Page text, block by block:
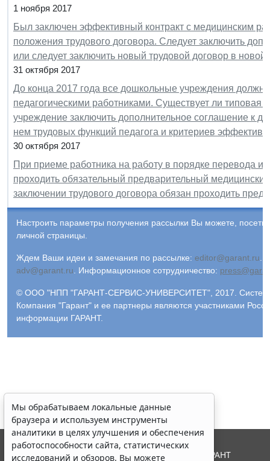
1 ноября 2017
Был заключен эффективный контракт с медицинским
положения трудового договора. Следует заключить
или следует заключить новый трудовой договор в новой
31 октября 2017
До конца 2017 года все дошкольные учреждения
педагогическими работниками. Существует ли
учреждение заключить дополнительное соглашение к
нем трудовых функций педагога и критериев
30 октября 2017
При приеме работника на работу в порядке перевода
проходить обязательный предварительный
заключении трудового договора обязан проходить
Настроить параметры получения рассылки Вы можете,
личной страницы.
Ждем Ваши идеи и замечания по рассылке: editor@garant.ru
adv@garant.ru
Информационное сотрудничество:
© ООО "НПП "ГАРАНТ-СЕРВИС-УНИВЕРСИТЕТ", 2017. Система
Компания "Гарант" и ее партнеры являются участниками
информации ГАРАНТ.
Мы обрабатываем локальные данные
браузера и используем инструменты
аналитики в целях улучшения и обеспечения
работоспособности сайта, статистических
исследований и обзоров. Вы можете
© ООО "НПП "ГАРАНТ-СЕРВИС", 2026. Система ГАРАНТ